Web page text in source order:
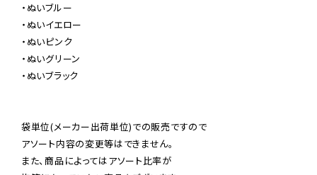
・ぬいブルー
・ぬいイエロー
・ぬいピンク
・ぬいグリーン
・ぬいブラック
袋単位(メーカー出荷単位)での販売ですので
アソート内容の変更等はできません。
また、商品によってはアソート比率が